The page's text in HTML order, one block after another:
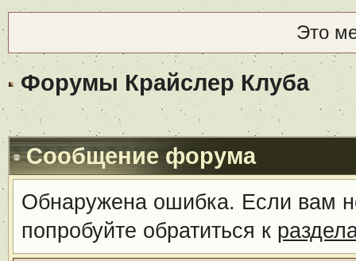
Это
Форумы Крайслер Клуба
Сообщение форума
Обнаружена ошибка. Если вам
попробуйте обратиться к